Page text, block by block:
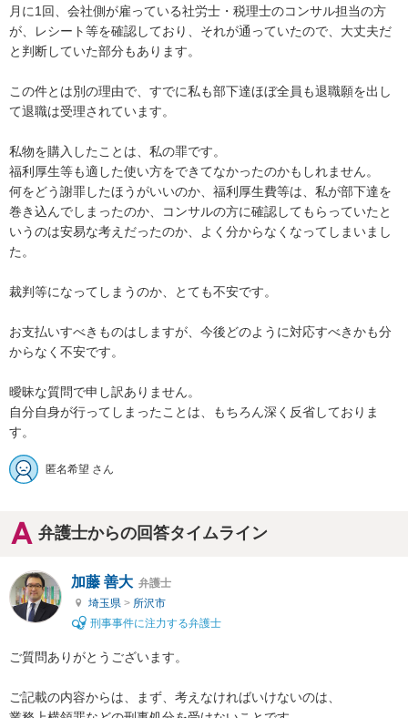
月に1回、会社側が雇っている社労士・税理士のコンサル担当の方
が、レシート等を確認しており、それが通っていたので、大丈夫だ
と判断していた部分もあります。
この件とは別の理由で、すでに私も部下達ほぼ全員も退職願を出し
て退職は受理されています。
私物を購入したことは、私の罪です。
福利厚生等も適した使い方をできてなかったのかもしれません。
何をどう謝罪したほうがいいのか、福利厚生費等は、私が部下達を
巻き込んでしまったのか、コンサルの方に確認してもらっていたと
いうのは安易な考えだったのか、よく分からなくなってしまいまし
た。
裁判等になってしまうのか、とても不安です。
お支払いすべきものはしますが、今後どのように対応すべきかも分
からなく不安です。
曖昧な質問で申し訳ありません。
自分自身が行ってしまったことは、もちろん深く反省しておりま
す。
匿名希望 さん
弁護士からの回答タイムライン
加藤 善大 弁護士
埼玉県 > 所沢市
刑事事件に注力する弁護士
ご質問ありがとうございます。
ご記載の内容からは、まず、考えなければいけないのは、